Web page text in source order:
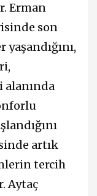
Erman
son
artık
tercih
Aytaç